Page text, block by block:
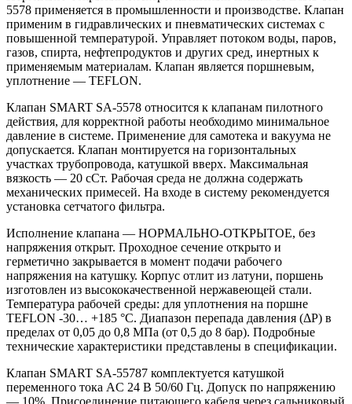
5578 применяется в промышленности и производстве. Клапан
применим в гидравлических и пневматических системах с
повышенной температурой. Управляет потоком воды, паров,
газов, спирта, нефтепродуктов и других сред, инертных к
применяемым материалам. Клапан является поршневым,
уплотнение — TEFLON.
Клапан SMART SA-5578 относится к клапанам пилотного
действия, для корректной работы необходимо минимальное
давление в системе. Применение для самотека и вакуума не
допускается. Клапан монтируется на горизонтальных
участках трубопровода, катушкой вверх. Максимальная
вязкость — 20 сСт. Рабочая среда не должна содержать
механических примесей. На входе в систему рекомендуется
установка сетчатого фильтра.
Исполнение клапана — НОРМАЛЬНО-ОТКРЫТОЕ, без
напряжения открыт. Проходное сечение открыто и
герметично закрывается в момент подачи рабочего
напряжения на катушку. Корпус отлит из латуни, поршень
изготовлен из высококачественной нержавеющей стали.
Температура рабочей среды: для уплотнения на поршне
TEFLON -30… +185 °С. Диапазон перепада давления (ΔP) в
пределах от 0,05 до 0,8 МПа (от 0,5 до 8 бар). Подробные
технические характеристики представлены в спецификации.
Клапан SMART SA-55787 комплектуется катушкой
переменного тока AC 24 В 50/60 Гц. Допуск по напряжению
— 10%. Присоединение питающего кабеля через сальниковый